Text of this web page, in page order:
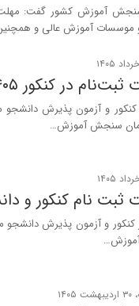
آموزش کشور گفت: مهلت
۱۴۰۵ و آزمون دانشجو معلمان
سنجش آموزش…
ثبت نام کنکور و
و آزمون پذیرش دانشجو